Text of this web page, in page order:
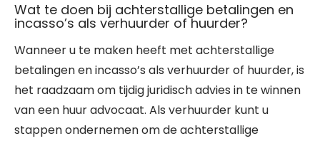
Wat te doen bij achterstallige betalingen en
incasso’s als verhuurder of huurder?
Wanneer u te maken heeft met achterstallige
betalingen en incasso’s als verhuurder of huurder, is
het raadzaam om tijdig juridisch advies in te winnen
van een huur advocaat. Als verhuurder kunt u
stappen ondernemen om de achterstallige